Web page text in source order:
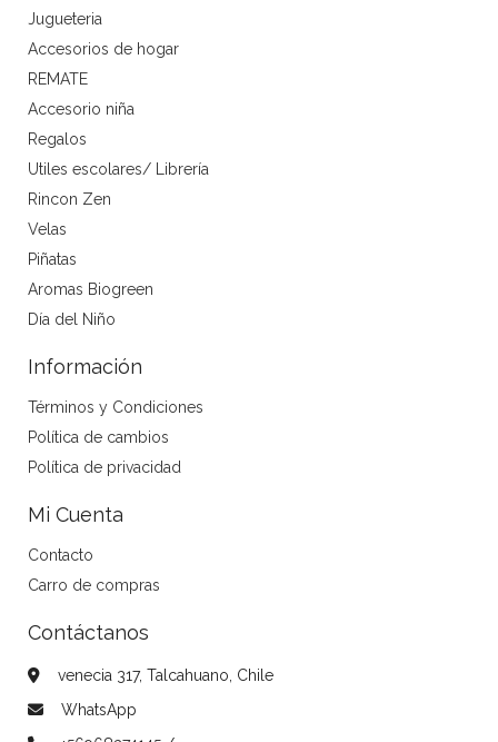
Jugueteria
Accesorios de hogar
REMATE
Accesorio niña
Regalos
Utiles escolares/ Librería
Rincon Zen
Velas
Piñatas
Aromas Biogreen
Día del Niño
Información
Términos y Condiciones
Política de cambios
Política de privacidad
Mi Cuenta
Contacto
Carro de compras
Contáctanos
venecia 317, Talcahuano, Chile
WhatsApp